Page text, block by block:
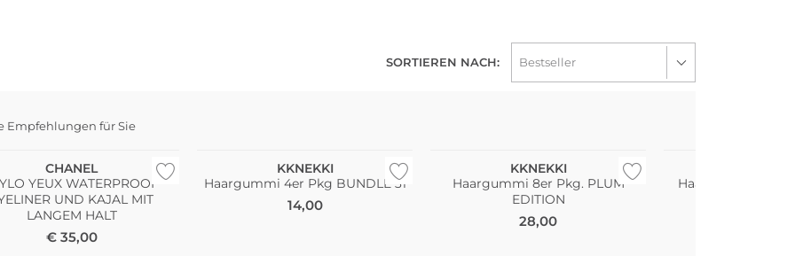
SORTIEREN NACH:
Empfehlungen für Sie
CHANEL
YEUX WATERPROOF
UND KAJAL MIT
LANGEM HALT
€ 35,00
KKNEKKI
Haargummi 4er Pkg BUNDLE 31
14,00
KKNEKKI
Haargummi 8er Pkg. PLUM
EDITION
28,00
Haargummi 6er